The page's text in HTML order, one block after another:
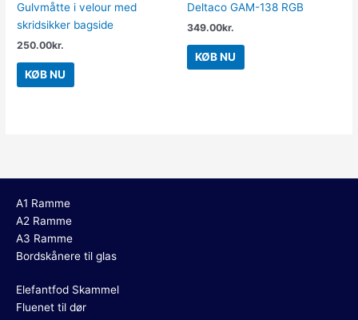
Gulvmåtte i velour med
skridsikker bagside
250.00kr.
KØB NU
Deltaco GAM-138 RGB
349.00kr.
KØB NU
A1 Ramme
A2 Ramme
A3 Ramme
Bordskånere til glas
Elefantfod Skammel
Fluenet til dør